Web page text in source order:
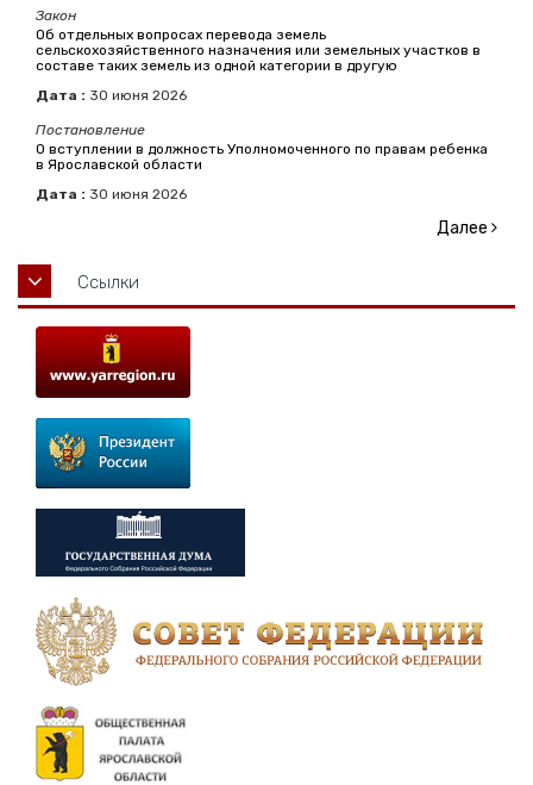
Закон
Об отдельных вопросах перевода земель
сельскохозяйственного назначения или земельных участков в
составе таких земель из одной категории в другую
Дата : 30 июня 2026
Постановление
О вступлении в должность Уполномоченного по правам ребенка
в Ярославской области
Дата : 30 июня 2026
Далее
Ссылки